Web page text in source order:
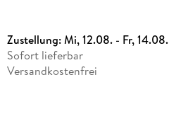
Zustellung:Mi, 12.08. - Fr, 14.08.
Sofort lieferbar
Versandkostenfrei